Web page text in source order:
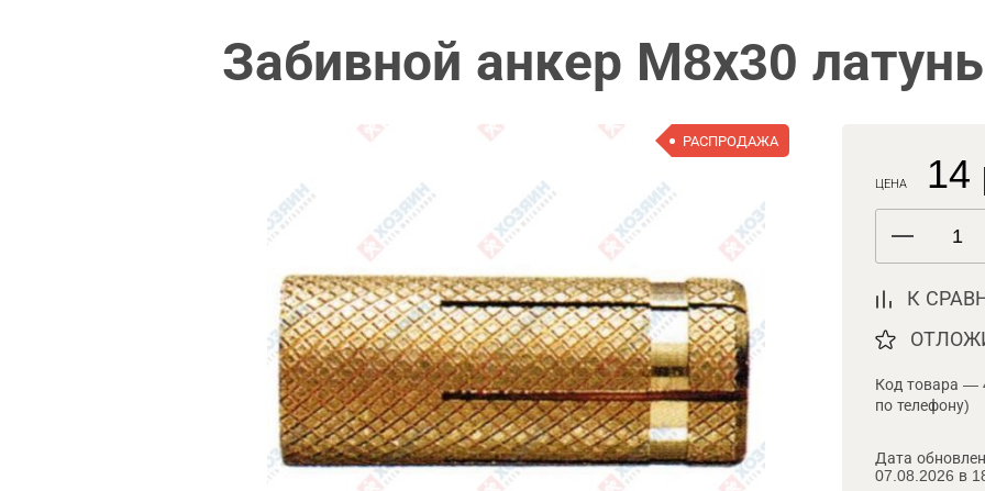
Забивной анкер М8х30 латунь
РАСПРОДАЖА
ЦЕНА 14
К
Код товара —
по телефону)
Дата
07.08.2026 в